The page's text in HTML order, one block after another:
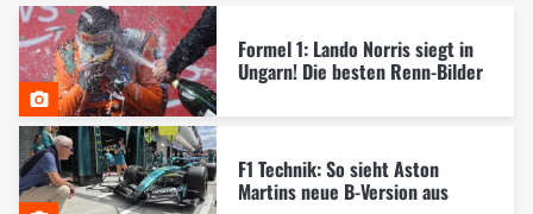
Formel 1: Lando Norris siegt in
Ungarn! Die besten Renn-Bilder
F1 Technik: So sieht Aston
Martins neue B-Version aus